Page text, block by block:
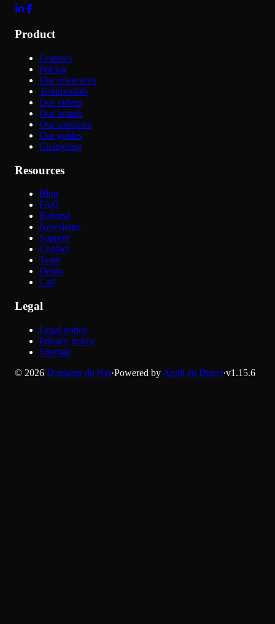
Product
Features
Pricing
Our references
Testimonials
Our videos
Our brands
Our solutions
Our guides
Changelog
Resources
Blog
FAQ
Referral
Newsletter
Support
Contact
Team
Demo
Call
Legal
Legal notice
Privacy policy
Sitemap
© 2026 Domaine du Net·Powered by Appli en Direct·v1.15.6